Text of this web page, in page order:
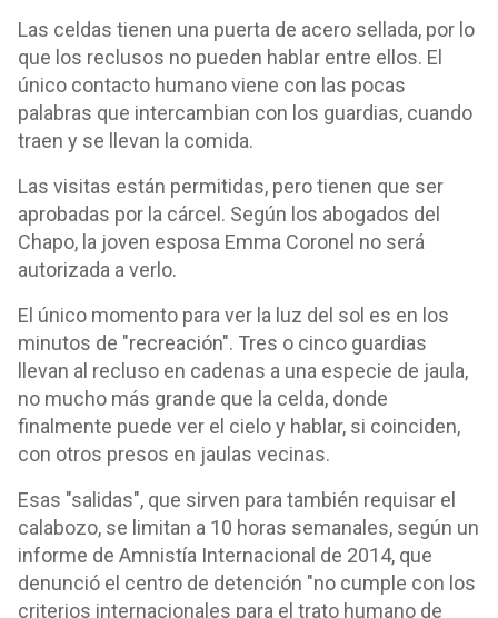
Las celdas tienen una puerta de acero sellada, por lo
que los reclusos no pueden hablar entre ellos. El
único contacto humano viene con las pocas
palabras que intercambian con los guardias, cuando
traen y se llevan la comida.
Las visitas están permitidas, pero tienen que ser
aprobadas por la cárcel. Según los abogados del
Chapo, la joven esposa Emma Coronel no será
autorizada a verlo.
El único momento para ver la luz del sol es en los
minutos de "recreación". Tres o cinco guardias
llevan al recluso en cadenas a una especie de jaula,
no mucho más grande que la celda, donde
finalmente puede ver el cielo y hablar, si coinciden,
con otros presos en jaulas vecinas.
Esas "salidas", que sirven para también requisar el
calabozo, se limitan a 10 horas semanales, según un
informe de Amnistía Internacional de 2014, que
denunció el centro de detención "no cumple con los
criterios internacionales para el trato humano de